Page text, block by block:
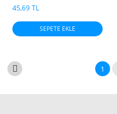
45,69 TL
SEPETE EKLE
1